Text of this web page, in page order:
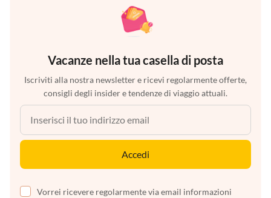
Vacanze nella tua casella di posta
Iscriviti alla nostra newsletter e ricevi regolarmente offerte,
consigli degli insider e tendenze di viaggio attuali.
Accedi
Vorrei ricevere regolarmente via email informazioni